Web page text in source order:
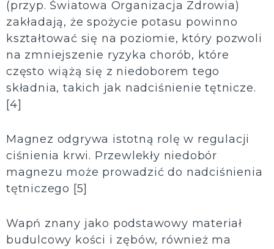
(przyp. Światowa Organizacja Zdrowia)
zakładają, że spożycie potasu powinno
kształtować się na poziomie, który pozwoli
na zmniejszenie ryzyka chorób, które
często wiążą się z niedoborem tego
składnia, takich jak nadciśnienie tętnicze.
[4]
Magnez odgrywa istotną rolę w regulacji
ciśnienia krwi. Przewlekły niedobór
magnezu może prowadzić do nadciśnienia
tętniczego [5]
Wapń znany jako podstawowy materiał
budulcowy kości i zębów, również ma